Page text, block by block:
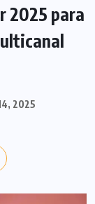
2025 para
2025